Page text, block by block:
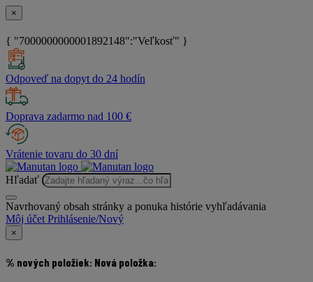
×
{ "7000000000001892148":"Veľkosť" }
Odpoveď na dopyt do 24 hodín
Doprava zadarmo nad 100 €
Vrátenie tovaru do 30 dní
Hľadať
Navrhovaný obsah stránky a ponuka histórie vyhľadávania
Môj účet Prihlásenie/Nový
×
% nových položiek: Nová položka: